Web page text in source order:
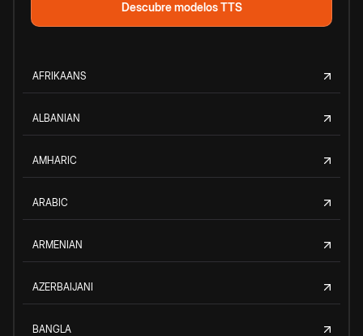
Descubre modelos TTS
AFRIKAANS
ALBANIAN
AMHARIC
ARABIC
ARMENIAN
AZERBAIJANI
BANGLA